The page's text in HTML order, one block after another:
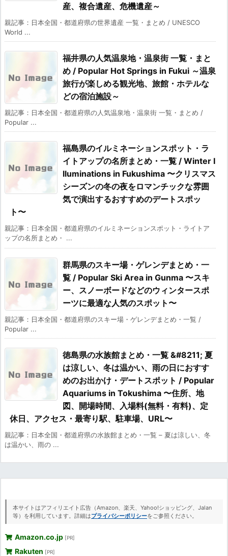
産、複合遺産、危機遺産～
親記事：日本全国・都道府県の世界遺産 一覧・まとめ / UNESCO
World ...
福井県の人気温泉地・温泉街 一覧・まと
め / Popular Hot Springs in Fukui ～温泉
旅行が楽しめる観光地、旅館・ホテルな
どの宿泊施設～
親記事：日本全国・都道府県の人気温泉地・温泉街 一覧・まとめ /
Popular ...
福島県のイルミネーションスポット・ラ
イトアップの名所まとめ・一覧 / Winter I
lluminations in Fukushima 〜クリスマス
シーズンの冬の夜をロマンチックな雰囲
気で演出するおすすめのデートスポッ
ト〜
親記事：日本全国・都道府県のイルミネーションスポット・ライトア
ップの名所まとめ・ ...
群馬県のスキー場・ゲレンデまとめ・一
覧 / Popular Ski Area in Gunma 〜スキ
ー、スノーボードなどのウィンタースポ
ーツに最適な人気のスポット〜
親記事：日本全国・都道府県のスキー場・ゲレンデまとめ・一覧 /
Popular ...
徳島県の水族館まとめ・一覧 &#8211; 夏
は涼しい、冬は温かい、雨の日におすす
めのお出かけ・デートスポット / Popular
Aquariums in Tokushima 〜住所、地
図、開場時間、入場料(無料・有料)、定
休日、アクセス・最寄り駅、駐車場、URL〜
親記事：日本全国・都道府県の水族館まとめ・一覧 – 夏は涼しい、冬
は温かい、雨の ...
本サイトはアフィリエイト広告（Amazon、楽天、Yahoo!ショッピング、Jalan
等）を利用しています。詳細はプライバシーポリシーをご参照ください。
Amazon.co.jp [PR]
Rakuten [PR]